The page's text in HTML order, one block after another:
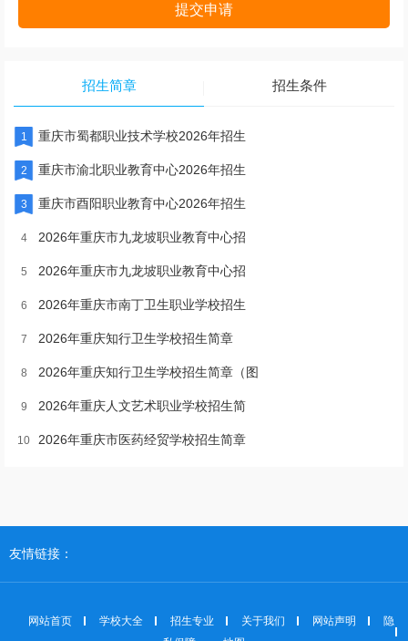
提交申请
招生简章 招生条件
1 重庆市蜀都职业技术学校2026年招生
2 重庆市渝北职业教育中心2026年招生
3 重庆市酉阳职业教育中心2026年招生
4 2026年重庆市九龙坡职业教育中心招
5 2026年重庆市九龙坡职业教育中心招
6 2026年重庆市南丁卫生职业学校招生
7 2026年重庆知行卫生学校招生简章
8 2026年重庆知行卫生学校招生简章（图
9 2026年重庆人文艺术职业学校招生简
10 2026年重庆市医药经贸学校招生简章
友情链接：
网站首页 学校大全 招生专业 关于我们 网站声明
隐